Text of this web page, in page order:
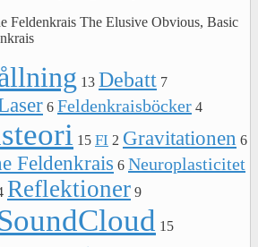
Feldenkrais The Elusive Obvious, Basic
13 Debatt 7
6 Feldenkraisböcker 4
15 FI 2 Gravitationen 6
Feldenkrais 6 Neuroplasticitet
Reflektioner 9
15